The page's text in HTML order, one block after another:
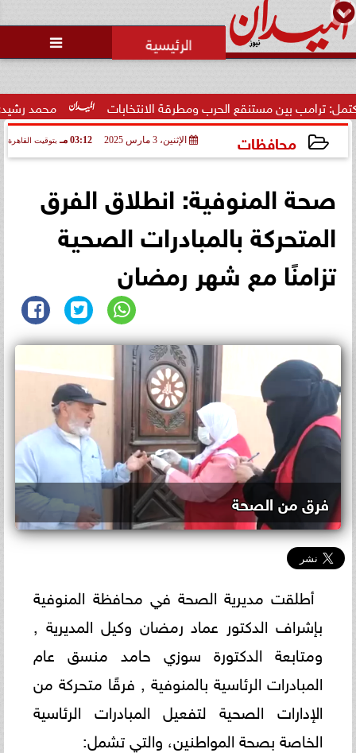

محمد رشيدي: لقاء بين مستنقع الحرب ومطرقة الانتخابات
محافظات الإثنين، 3 مارس 2025 03:12 مـ بتوقيت القاهرة
صحة المنوفية: انطلاق الفرق
المتحركة بالمبادرات الصحية
تزامنًا مع شهر رمضان
فرق من الصحة
أطلقت مديرية الصحة في محافظة المنوفية
بإشراف الدكتور عماد رمضان وكيل المديرية ,
ومتابعة الدكتورة سوزي حامد منسق عام
المبادرات الرئاسية بالمنوفية , فرقًا متحركة من
الإدارات الصحية لتفعيل المبادرات الرئاسية
الخاصة بصحة المواطنين، والتي تشمل: